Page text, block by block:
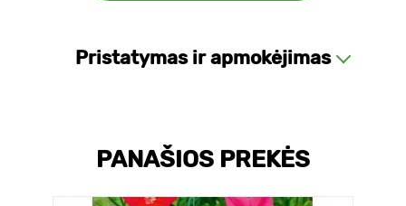
Pristatymas ir apmokėjimas
PANAŠIOS PREKĖS